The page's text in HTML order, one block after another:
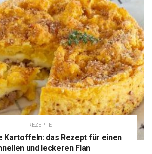
REZEPTE
Kartoffeln: das Rezept für einen
und leckeren Flan